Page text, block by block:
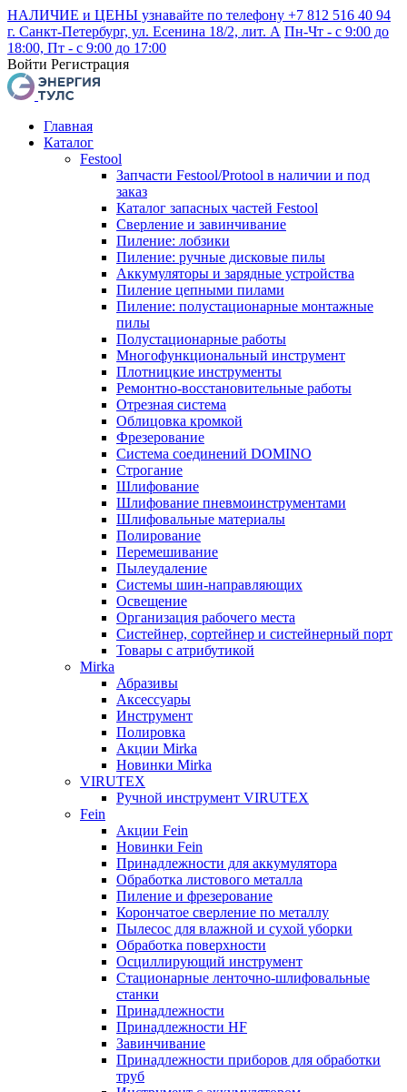
НАЛИЧИЕ и ЦЕНЫ узнавайте по телефону +7 812 516 40 94
г. Санкт-Петербург, ул. Есенина 18/2, лит. А Пн-Чт - с 9:00 до
18:00, Пт - с 9:00 до 17:00
Войти Регистрация
Главная
Каталог
Festool
Запчасти Festool/Protool в наличии и под
заказ
Каталог запасных частей Festool
Сверление и завинчивание
Пиление: лобзики
Пиление: ручные дисковые пилы
Аккумуляторы и зарядные устройства
Пиление цепными пилами
Пиление: полустационарные монтажные
пилы
Полустационарные работы
Многофункциональный инструмент
Плотницкие инструменты
Ремонтно-восстановительные работы
Отрезная система
Облицовка кромкой
Фрезерование
Система соединений DOMINO
Строгание
Шлифование
Шлифование пневмоинструментами
Шлифовальные материалы
Полирование
Перемешивание
Пылеудаление
Системы шин-направляющих
Освещение
Организация рабочего места
Систейнер, сортейнер и систейнерный порт
Товары с атрибутикой
Mirka
Абразивы
Аксессуары
Инструмент
Полировка
Акции Mirka
Новинки Mirka
VIRUTEX
Ручной инструмент VIRUTEX
Fein
Акции Fein
Новинки Fein
Принадлежности для аккумулятора
Обработка листового металла
Пиление и фрезерование
Корончатое сверление по металлу
Пылесос для влажной и сухой уборки
Обработка поверхности
Осциллирующий инструмент
Стационарные ленточно-шлифовальные
станки
Принадлежности
Принадлежности HF
Завинчивание
Принадлежности приборов для обработки
труб